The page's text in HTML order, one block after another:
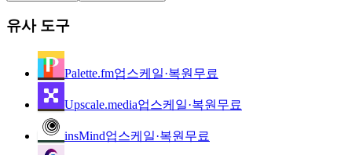
유사 도구
Palette.fm업스케일·복원 무료
Upscale.media업스케일·복원 무료
insMind업스케일·복원 무료